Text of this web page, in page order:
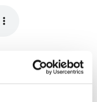
report sul maltempo,
volontariato, incontri